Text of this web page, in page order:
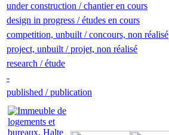
under construction / chantier en cours
design in progress / études en cours
competition, unbuilt / concours, non réalisé
project, unbuilt / projet, non réalisé
research / étude
-
published / publication